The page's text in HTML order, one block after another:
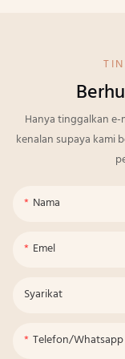
Hanya tinggalkan
kenalan supaya kami
Nama
Emel
Syarikat
Telefon/whatsapp